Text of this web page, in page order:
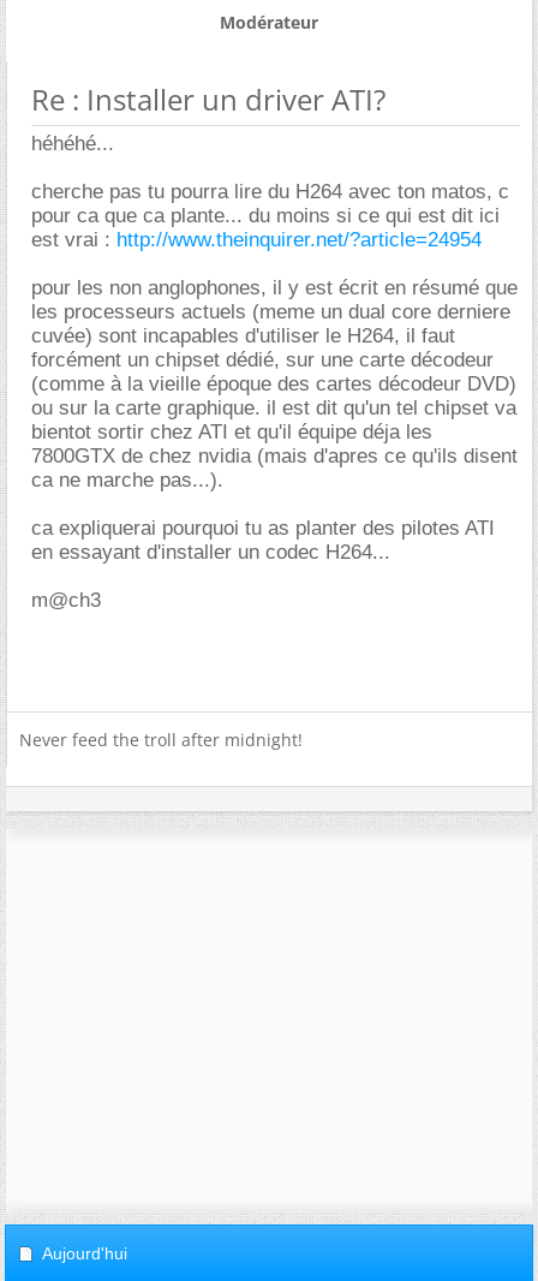
Modérateur
Re : Installer un driver ATI?
héhéhé...
cherche pas tu pourra lire du H264 avec ton matos, c
pour ca que ca plante... du moins si ce qui est dit ici
est vrai : http://www.theinquirer.net/?article=24954
pour les non anglophones, il y est écrit en résumé que
les processeurs actuels (meme un dual core derniere
cuvée) sont incapables d'utiliser le H264, il faut
forcément un chipset dédié, sur une carte décodeur
(comme à la vieille époque des cartes décodeur DVD)
ou sur la carte graphique. il est dit qu'un tel chipset va
bientot sortir chez ATI et qu'il équipe déja les
7800GTX de chez nvidia (mais d'apres ce qu'ils disent
ca ne marche pas...).
ca expliquerai pourquoi tu as planter des pilotes ATI
en essayant d'installer un codec H264...
m@ch3
Never feed the troll after midnight!
Aujourd'hui